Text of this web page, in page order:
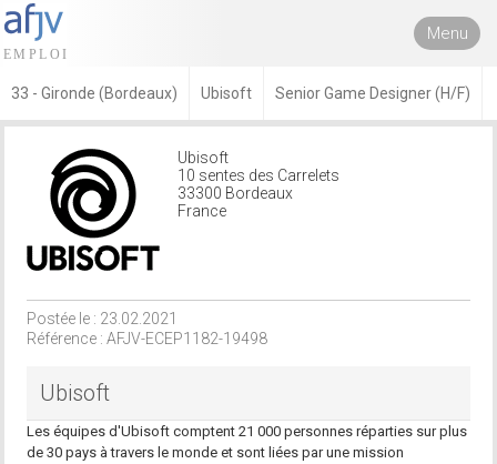
Menu
33 - Gironde (Bordeaux) Ubisoft Senior Game Designer (H/F)
Ubisoft
10 sentes des Carrelets
33300 Bordeaux
France
Postée le : 23.02.2021
Référence : AFJV-ECEP1182-19498
Ubisoft
Les équipes d'Ubisoft comptent 21 000 personnes réparties sur plus
de 30 pays à travers le monde et sont liées par une mission